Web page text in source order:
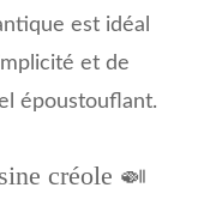
est idéal
et de
époustouflant.
créole 🍛